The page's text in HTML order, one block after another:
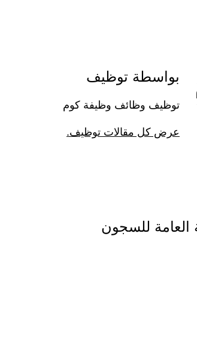
بواسطة توظيف
توظيف وظائف وظيفة كوم
عرض كل مقالات توظيف.
العامة للسجون